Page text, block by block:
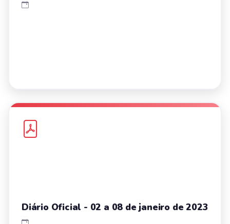
Diário Oficial - 02 a 08 de janeiro de 2023